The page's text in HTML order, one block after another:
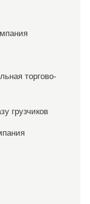
торгово-
грузчиков